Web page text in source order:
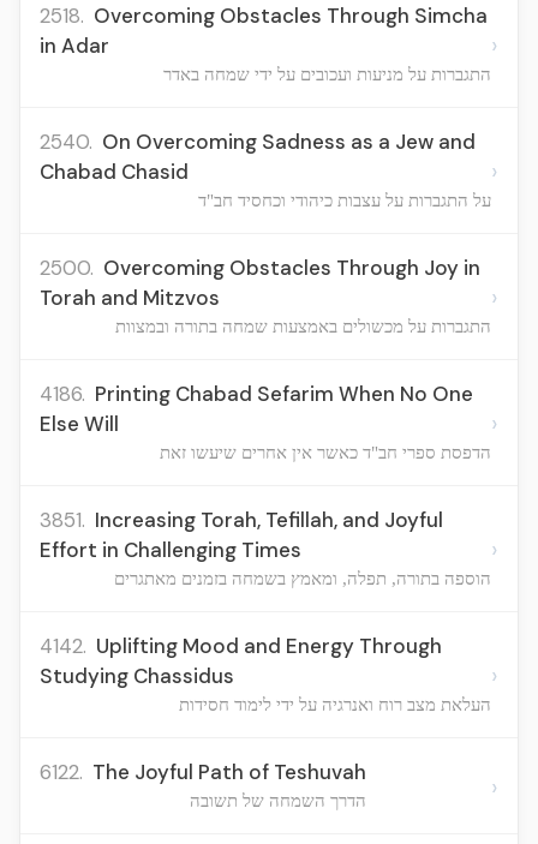
2518. Overcoming Obstacles Through Simcha
in Adar
התגברות על מניעות ועכובים על ידי שמחה באדר
›
2540. On Overcoming Sadness as a Jew and
Chabad Chasid
על התגברות על עצבות כיהודי וכחסיד חב"ד
›
2500. Overcoming Obstacles Through Joy in
Torah and Mitzvos
התגברות על מכשולים באמצעות שמחה בתורה ובמצוות
›
4186. Printing Chabad Sefarim When No One
Else Will
הדפסת ספרי חב"ד כאשר אין אחרים שיעשו זאת
›
3851. Increasing Torah, Tefillah, and Joyful
Effort in Challenging Times
הוספה בתורה, תפלה, ומאמץ בשמחה בזמנים מאתגרים
›
4142. Uplifting Mood and Energy Through
Studying Chassidus
העלאת מצב רוח ואנרגיה על ידי לימוד חסידות
›
6122. The Joyful Path of Teshuvah
הדרך השמחה של תשובה ›